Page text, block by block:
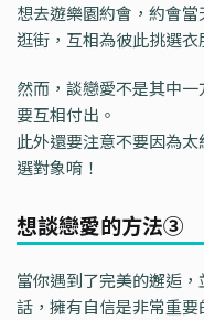
想去遊樂園約會，約會
逛街，互相為彼此挑選
然而，談戀愛不是其中
要互相付出。
此外還要注意不要因為
選對象唷！
想談戀愛的方法③
當你遇到了完美的邂逅
話，擁有自信是非常重要